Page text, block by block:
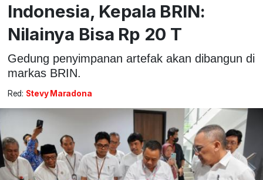
Indonesia, Kepala BRIN:
Nilainya Bisa Rp 20 T
Gedung penyimpanan artefak akan dibangun di
markas BRIN.
Red: Stevy Maradona